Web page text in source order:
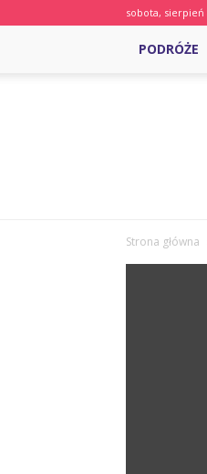
sobota, sierpień
PODRÓŻE
Strona główna